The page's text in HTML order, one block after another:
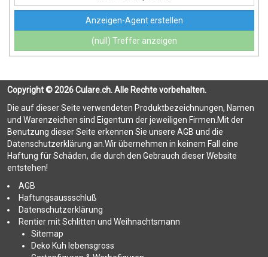
Anzeigen-Agent erstellen
(null) Treffer anzeigen
Copyright © 2026 Culare.ch. Alle Rechte vorbehalten.
Die auf dieser Seite verwendeten Produktbezeichnungen, Namen
und Warenzeichen sind Eigentum der jeweiligen Firmen.Mit der
Benutzung dieser Seite erkennen Sie unsere AGB und die
Datenschutzerklärung an.Wir übernehmen in keinem Fall eine
Haftung für Schäden, die durch den Gebrauch dieser Website
entstehen!
AGB
Haftungsaussschluß
Datenschutzerklärung
Rentier mit Schlitten und Weihnachtsmann
Sitemap
Deko Kuh lebensgross